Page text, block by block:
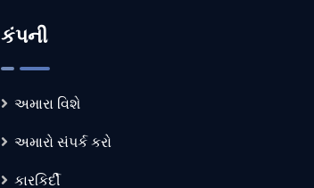
કંપની
અમારા વિશે
અમારો સંપર્ક કરો
કારકિર્દી